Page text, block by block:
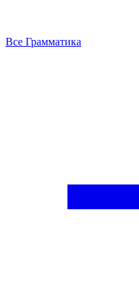
Все Грамматика